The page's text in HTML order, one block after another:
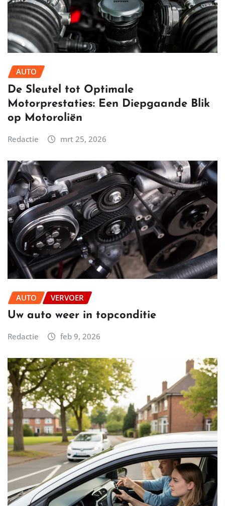
AUTO
De Sleutel tot Optimale
Motorprestaties: Een Diepgaande Blik
op Motoroliën
Redactie mrt 25, 2026
AUTO VERVOER
Uw auto weer in topconditie
Redactie feb 9, 2026